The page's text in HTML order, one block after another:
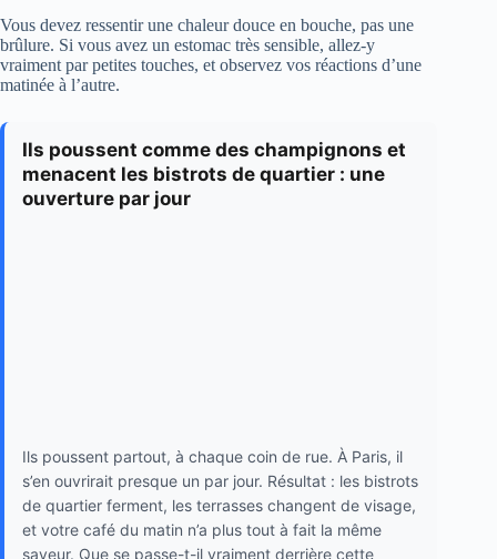
Vous devez ressentir une chaleur douce en bouche, pas une
brûlure. Si vous avez un estomac très sensible, allez-y
vraiment par petites touches, et observez vos réactions d’une
matinée à l’autre.
Ils poussent comme des champignons et
menacent les bistrots de quartier : une
ouverture par jour
Ils poussent partout, à chaque coin de rue. À Paris, il
s’en ouvrirait presque un par jour. Résultat : les bistrots
de quartier ferment, les terrasses changent de visage,
et votre café du matin n’a plus tout à fait la même
saveur. Que se passe-t-il vraiment derrière cette